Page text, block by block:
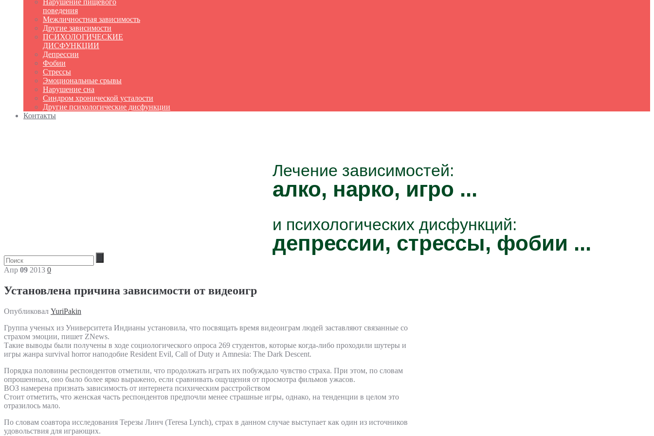
поведения
Межличностная зависимость
Другие зависимости
ПСИХОЛОГИЧЕСКИЕ
ДИСФУНКЦИИ
Депрессии
Фобии
Стрессы
Эмоциональные срывы
Нарушение сна
Синдром хронической усталости
Другие психологические дисфункции
Контакты
Лечение зависимостей:
алко, нарко, игро ...
и психологических дисфункций:
депрессии, стрессы, фобии ...
Апр 09 2013 0
Установлена причина зависимости от видеоигр
Опубликовал YuriPakin
Группа ученых из Университета Индианы установила, что посвящать время видеоиграм людей заставляют связанные со
страхом эмоции, пишет ZNews.
Такие выводы были получены в ходе социологического опроса 269 студентов, которые когда-либо проходили шутеры и
игры жанра survival horror наподобие Resident Evil, Call of Duty и Amnesia: The Dark Descent.
Порядка половины респондентов отметили, что продолжать играть их побуждало чувство страха. При этом, по словам
опрошенных, оно было более ярко выражено, если сравнивать ощущения от просмотра фильмов ужасов.
ВОЗ намерена признать зависимость от интернета психическим расстройством
Стоит отметить, что женская часть респондентов предпочли менее страшные игры, однако, на тенденции в целом это
отразилось мало.
По словам соавтора исследования Терезы Линч (Teresa Lynch), страх в данном случае выступает как один из источников
удовольствия для играющих.